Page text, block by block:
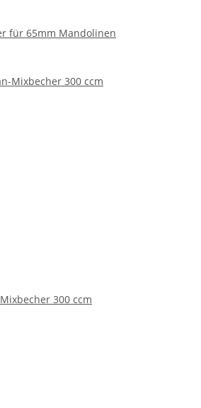
für 65mm Mandolinen
300 ccm